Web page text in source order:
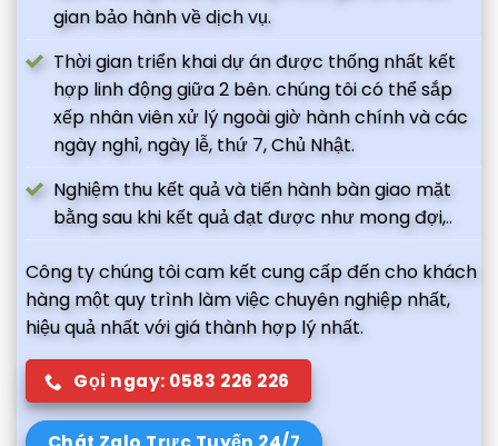
gian bảo hành về dịch vụ.
Thời gian triển khai dự án được thống nhất kết
hợp linh động giữa 2 bên. chúng tôi có thể sắp
xếp nhân viên xử lý ngoài giờ hành chính và các
ngày nghỉ, ngày lễ, thứ 7, Chủ Nhật.
Nghiệm thu kết quả và tiến hành bàn giao mặt
bằng sau khi kết quả đạt được như mong đợi,..
Công ty chúng tôi cam kết cung cấp đến cho khách
hàng một quy trình làm việc chuyên nghiệp nhất,
hiệu quả nhất với giá thành hợp lý nhất.
Gọi ngay: 0583 226 226